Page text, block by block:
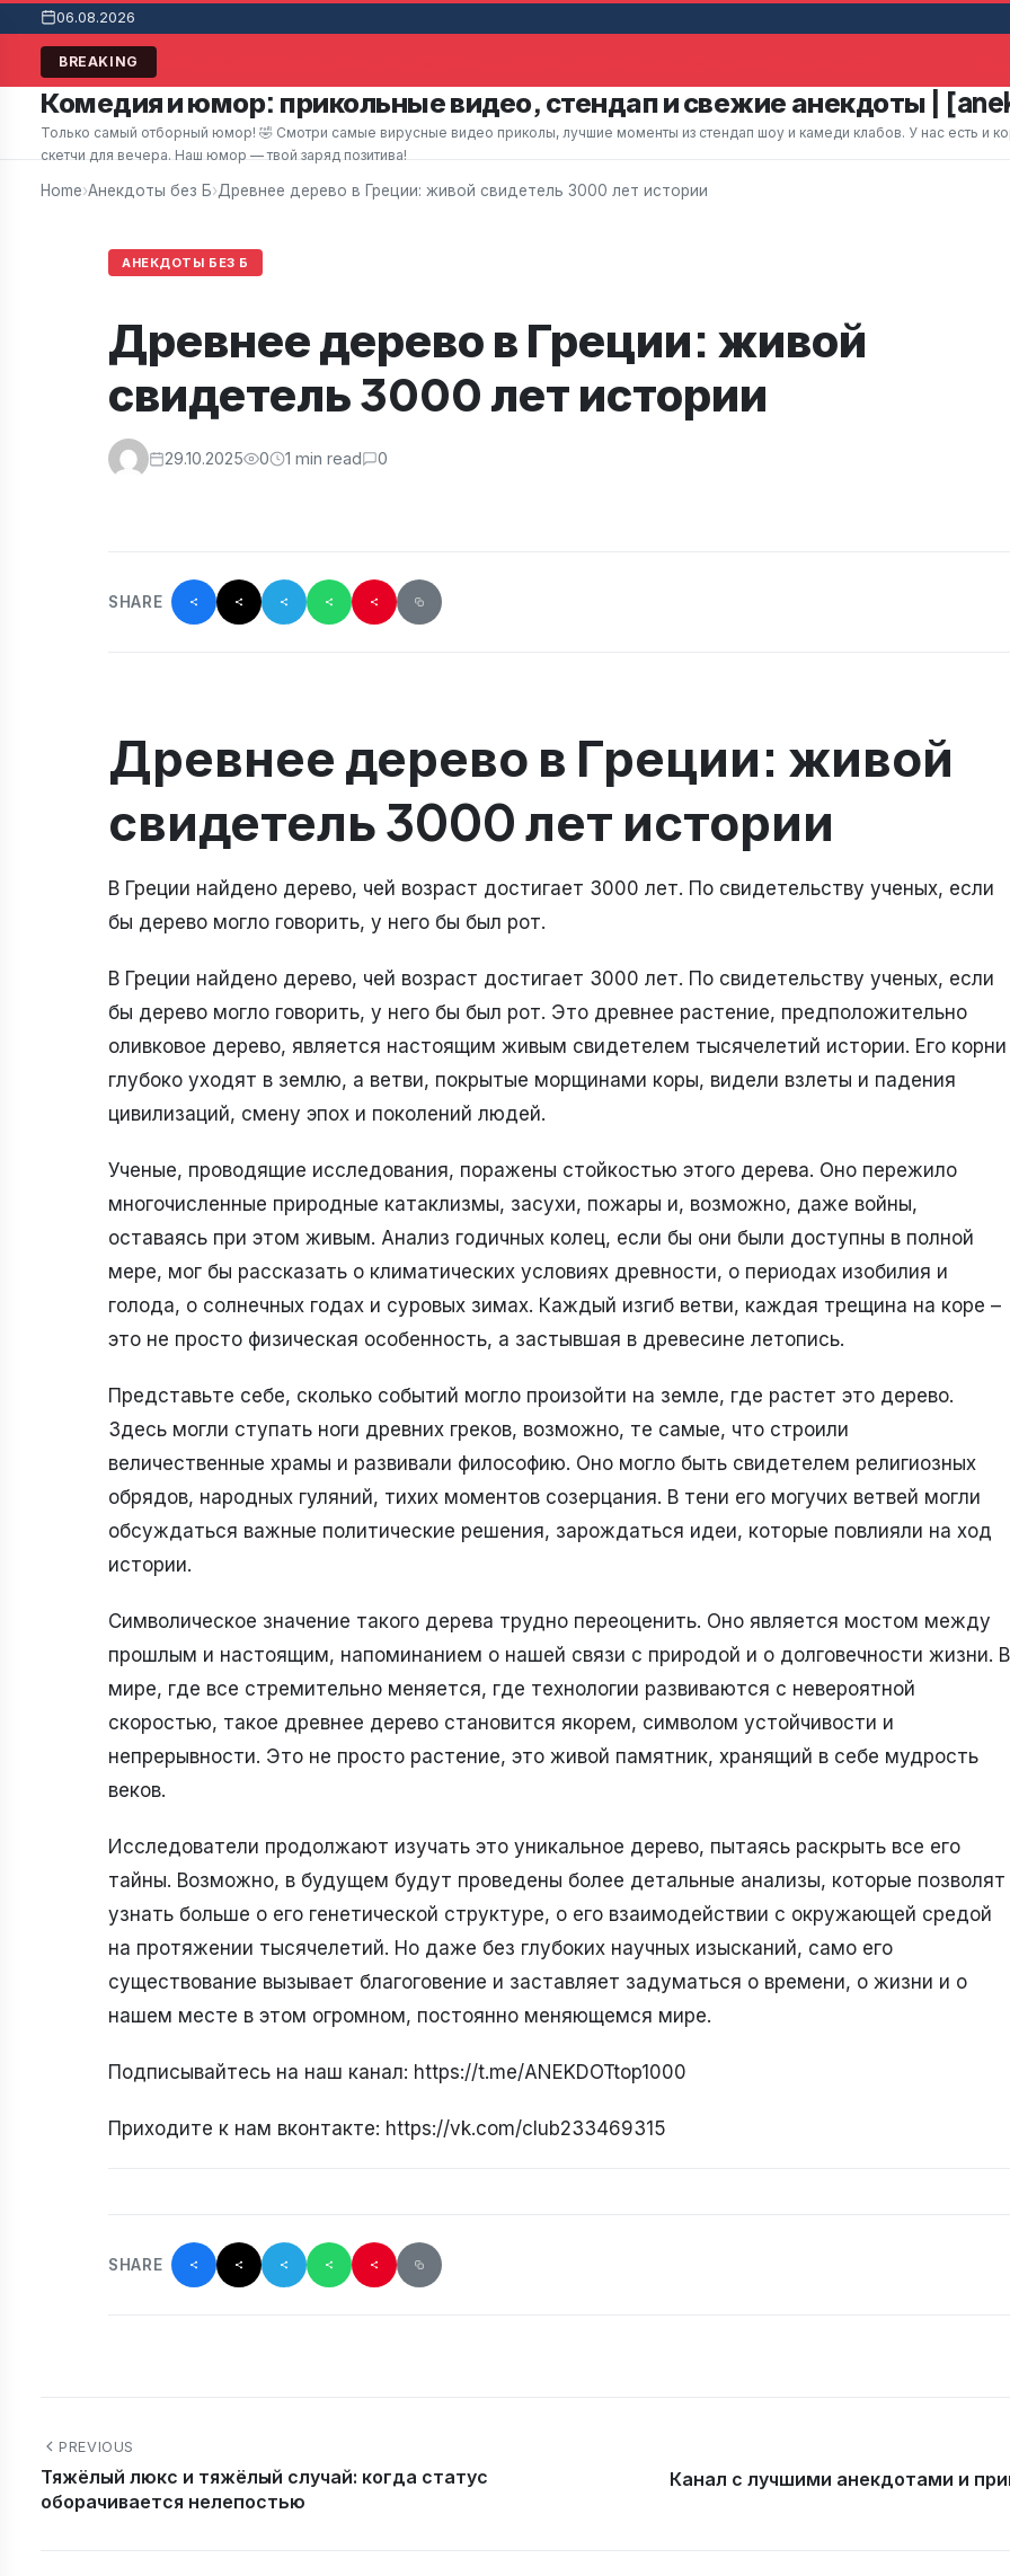
06.08.2026
BREAKINGМужчина в супермаркете заметил привлекательную женщину, которая помахала ему рук
Комедия и юмор: прикольные видео, стендап и свежие анекдоты |
Только самый отборный юмор! 🤣 Смотри самые вирусные видео приколы, лучшие моменты из стендап шоу и камеди клабов. У нас есть и
скетчи для вечера. Наш юмор — твой заряд позитива!
Home›Анекдоты без Б›Древнее дерево в Греции: живой свидетель 3000 лет истории
АНЕКДОТЫ БЕЗ Б
Древнее дерево в Греции: живой
свидетель 3000 лет истории
29.10.2025 0 1 min read 0
SHARE
Древнее дерево в Греции: живой
свидетель 3000 лет истории
В Греции найдено дерево, чей возраст достигает 3000 лет. По свидетельству ученых, если
бы дерево могло говорить, у него бы был рот.
В Греции найдено дерево, чей возраст достигает 3000 лет. По свидетельству ученых, если
бы дерево могло говорить, у него бы был рот. Это древнее растение, предположительно
оливковое дерево, является настоящим живым свидетелем тысячелетий истории. Его корни
глубоко уходят в землю, а ветви, покрытые морщинами коры, видели взлеты и падения
цивилизаций, смену эпох и поколений людей.
Ученые, проводящие исследования, поражены стойкостью этого дерева. Оно пережило
многочисленные природные катаклизмы, засухи, пожары и, возможно, даже войны,
оставаясь при этом живым. Анализ годичных колец, если бы они были доступны в полной
мере, мог бы рассказать о климатических условиях древности, о периодах изобилия и
голода, о солнечных годах и суровых зимах. Каждый изгиб ветви, каждая трещина на коре –
это не просто физическая особенность, а застывшая в древесине летопись.
Представьте себе, сколько событий могло произойти на земле, где растет это дерево.
Здесь могли ступать ноги древних греков, возможно, те самые, что строили
величественные храмы и развивали философию. Оно могло быть свидетелем религиозных
обрядов, народных гуляний, тихих моментов созерцания. В тени его могучих ветвей могли
обсуждаться важные политические решения, зарождаться идеи, которые повлияли на ход
истории.
Символическое значение такого дерева трудно переоценить. Оно является мостом между
прошлым и настоящим, напоминанием о нашей связи с природой и о долговечности жизни. В
мире, где все стремительно меняется, где технологии развиваются с невероятной
скоростью, такое древнее дерево становится якорем, символом устойчивости и
непрерывности. Это не просто растение, это живой памятник, хранящий в себе мудрость
веков.
Исследователи продолжают изучать это уникальное дерево, пытаясь раскрыть все его
тайны. Возможно, в будущем будут проведены более детальные анализы, которые позволят
узнать больше о его генетической структуре, о его взаимодействии с окружающей средой
на протяжении тысячелетий. Но даже без глубоких научных изысканий, само его
существование вызывает благоговение и заставляет задуматься о времени, о жизни и о
нашем месте в этом огромном, постоянно меняющемся мире.
Подписывайтесь на наш канал: https://t.me/ANEKDOTtop1000
Приходите к нам вконтакте: https://vk.com/club233469315
SHARE
PREVIOUS
Тяжёлый люкс и тяжёлый случай: когда статус
оборачивается нелепостью
Канал с лучшими анекдотами и